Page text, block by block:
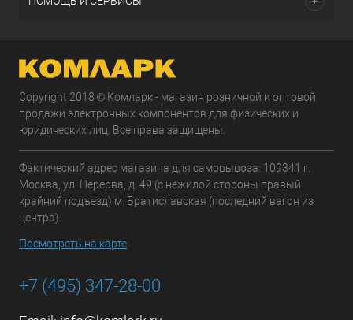
Copyright 2018 © Комларк - магазин розничной и оптовой
продажи электронных компонентов для физических и
юридических лиц. Все права защищены.
Фактический адрес магазина для самовывоза: 109341 г.
Москва, ул. Перерва, д. 49 (с нежилой стороны правый
крайний подъезд) м. Братиславская (последний вагон из
центра).
Посмотреть на карте
+7 (495) 347-28-00